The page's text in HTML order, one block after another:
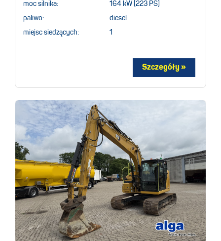
moc silnika: 164 kW (223 PS)
paliwo: diesel
miejsc siedzących: 1